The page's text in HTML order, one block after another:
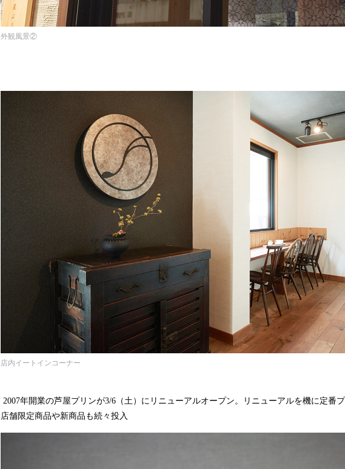
外観風景②
店内イートインコーナー
2007年開業の芦屋プリンが3/6（土）にリニューアルオープン。リニューアルを機に定番
店舗限定商品や新商品も続々投入